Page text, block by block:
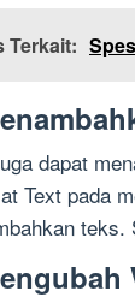
Terkait:
dapat
Text pada